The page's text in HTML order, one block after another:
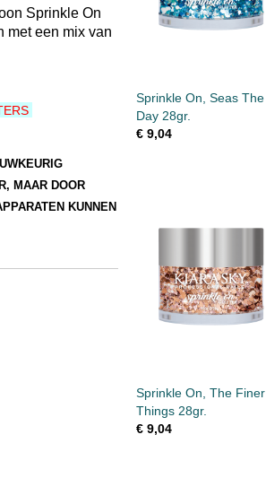
Sprinkle On
met een mix van
MAAR DOOR
KUNNEN
Sprinkle On, Seas The
Day 28gr.
€ 9,04
Sprinkle On, The Finer
Things 28gr.
€ 9,04